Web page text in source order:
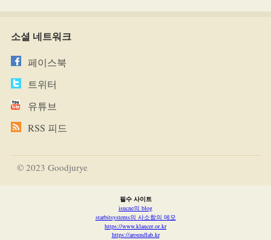
소셜 네트워크
페이스북
트위터
유튜브
RSS 피드
© 2023 Goodjurye
필수 사이트
isucne의 blog
starbitsystems의 사소함의 메모
https://www.klancer.or.kr
https://aroundlab.kr